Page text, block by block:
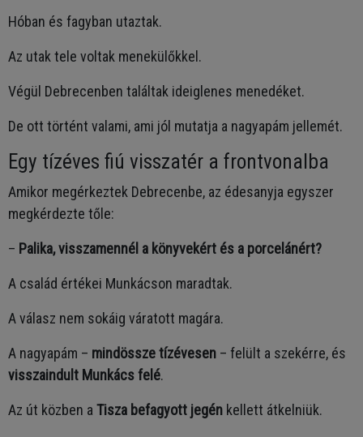
Hóban és fagyban utaztak.
Az utak tele voltak menekülőkkel.
Végül Debrecenben találtak ideiglenes menedéket.
De ott történt valami, ami jól mutatja a nagyapám jellemét.
Egy tízéves fiú visszatér a frontvonalba
Amikor megérkeztek Debrecenbe, az édesanyja egyszer
megkérdezte tőle:
– Palika, visszamennél a könyvekért és a porcelánért?
A család értékei Munkácson maradtak.
A válasz nem sokáig váratott magára.
A nagyapám – mindössze tízévesen – felült a szekérre, és
visszaindult Munkács felé.
Az út közben a Tisza befagyott jegén kellett átkelniük.